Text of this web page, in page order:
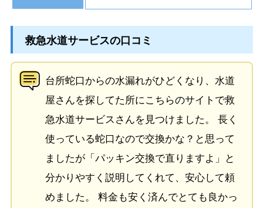
救急水道サービスの口コミ
台所蛇口からの水漏れがひどくなり、水道
屋さんを探してた所にこちらのサイトで救
急水道サービスさんを見つけました。 長く
使っている蛇口なので交換かな？と思って
ましたが「パッキン交換で直りますよ」と
分かりやすく説明してくれて、安心して頼
めました。 料金も安く済んでとても良かっ